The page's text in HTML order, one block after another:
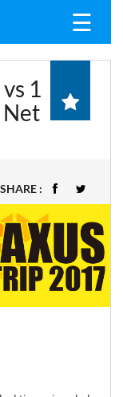
☰
1
Net
SHARE :